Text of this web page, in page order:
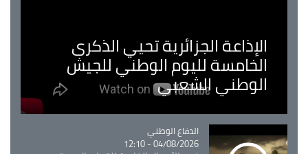
الإذاعة الجزائرية تحيي الذكرى
الخامسة لليوم الوطني للجيش
الوطني الشعبي
Catégorie
الدفاع الوطني
04/08/2026 - 12:10